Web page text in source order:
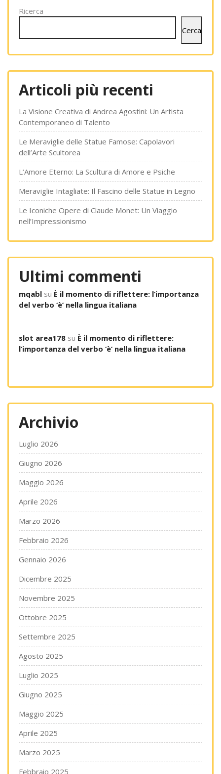
Ricerca
Cerca
Articoli più recenti
La Visione Creativa di Andrea Agostini: Un Artista
Contemporaneo di Talento
Le Meraviglie delle Statue Famose: Capolavori
dell’Arte Scultorea
L’Amore Eterno: La Scultura di Amore e Psiche
Meraviglie Intagliate: Il Fascino delle Statue in Legno
Le Iconiche Opere di Claude Monet: Un Viaggio
nell’Impressionismo
Ultimi commenti
mqabl su È il momento di riflettere: l’importanza
del verbo ‘è’ nella lingua italiana
slot area178 su È il momento di riflettere:
l’importanza del verbo ‘è’ nella lingua italiana
Archivio
Luglio 2026
Giugno 2026
Maggio 2026
Aprile 2026
Marzo 2026
Febbraio 2026
Gennaio 2026
Dicembre 2025
Novembre 2025
Ottobre 2025
Settembre 2025
Agosto 2025
Luglio 2025
Giugno 2025
Maggio 2025
Aprile 2025
Marzo 2025
Febbraio 2025